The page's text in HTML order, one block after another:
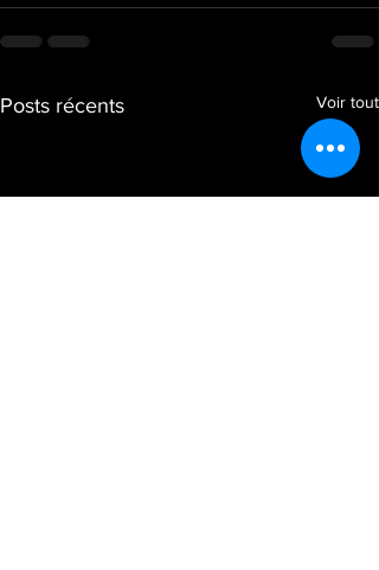
Posts récents Voir tout